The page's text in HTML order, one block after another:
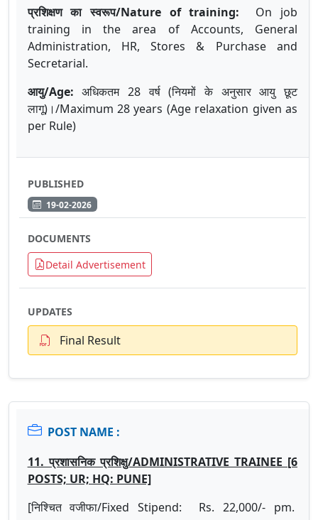
प्रशिक्षण का स्वरूप/Nature of training: On job
training in the area of Accounts, General
Administration, HR, Stores & Purchase and
Secretarial.
आयु/Age:अधिकतम 28 वर्ष (नियमों के अनुसार आयु छूट
लागू)।/Maximum 28 years (Age relaxation given as
per Rule)
PUBLISHED
19-02-2026
DOCUMENTS
Detail Advertisement
UPDATES
Final Result
POST NAME :
11. प्रशासनिक प्रशिक्षु/ADMINISTRATIVE TRAINEE [6
POSTS; UR; HQ: PUNE]
[निश्चित वजीफा/Fixed Stipend: Rs. 22,000/- pm.